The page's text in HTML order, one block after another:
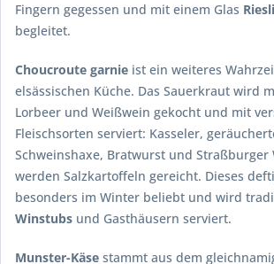
Fingern gegessen und mit einem Glas
begleitet.
Choucroute garnie ist ein weiteres
elsässischen Küche. Das Sauerkraut wird
Lorbeer und Weißwein gekocht und mit
Fleischsorten serviert: Kasseler,
Schweinshaxe, Bratwurst und Straßburger
werden Salzkartoffeln gereicht. Dieses
besonders im Winter beliebt und wird
Winstubs und Gasthäusern serviert.
Munster-Käse stammt aus dem